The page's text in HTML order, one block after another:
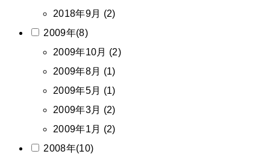
2018年9月 (2)
2009年(8)
2009年10月 (2)
2009年8月 (1)
2009年5月 (1)
2009年3月 (2)
2009年1月 (2)
2008年(10)